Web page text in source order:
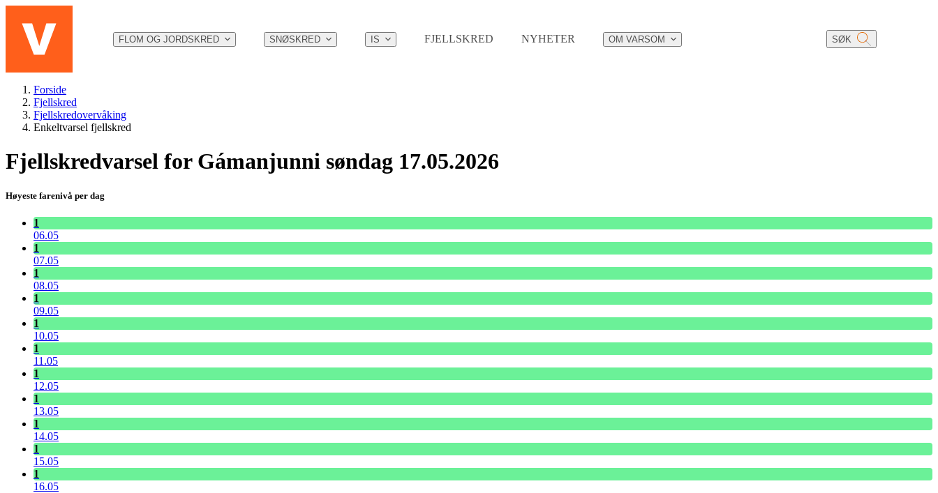
FLOM OG JORDSKRED SNØSKRED IS FJELLSKRED NYHETER OM VARSOM SØK
Forside
Fjellskred
Fjellskredovervåking
Enkeltvarsel fjellskred
Fjellskredvarsel for Gámanjunni søndag 17.05.2026
Høyeste farenivå per dag
1
06.05
1
07.05
1
08.05
1
09.05
1
10.05
1
11.05
1
12.05
1
13.05
1
14.05
1
15.05
1
16.05